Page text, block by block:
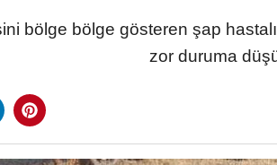
bölge bölge gösteren şap
zor duruma